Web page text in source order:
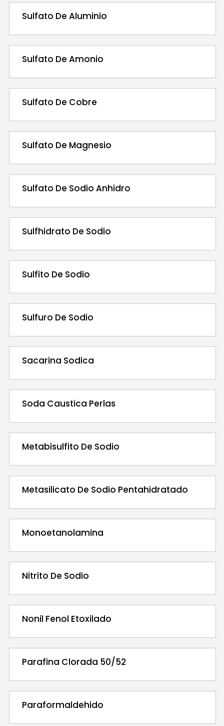
Sulfato De Aluminio
Sulfato De Amonio
Sulfato De Cobre
Sulfato De Magnesio
Sulfato De Sodio Anhidro
Sulfhidrato De Sodio
Sulfito De Sodio
Sulfuro De Sodio
Sacarina Sodica
Soda Caustica Perlas
Metabisulfito De Sodio
Metasilicato De Sodio Pentahidratado
Monoetanolamina
Nitrito De Sodio
Nonil Fenol Etoxilado
Parafina Clorada 50/52
Paraformaldehido